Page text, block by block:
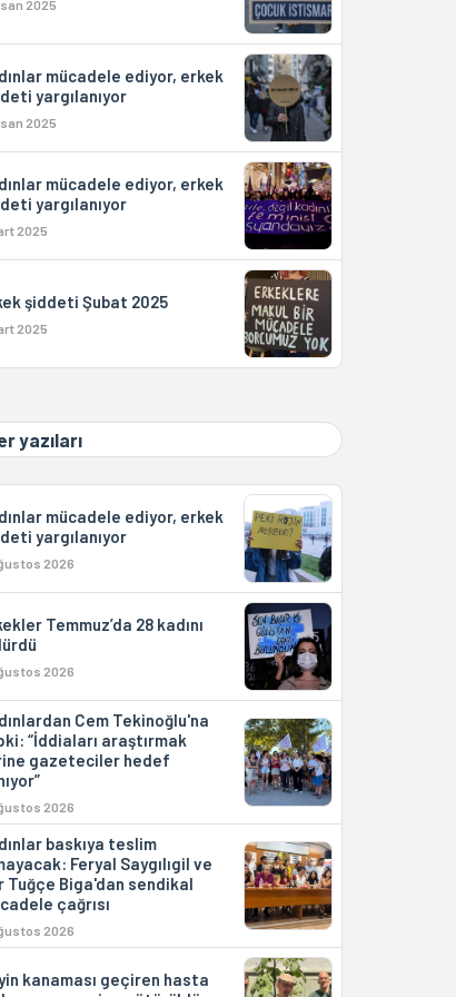
2025
mücadele ediyor, erkek
yargılanıyor
2025
mücadele ediyor, erkek
yargılanıyor
2025
şiddeti Şubat 2025
2025
yazıları
mücadele ediyor, erkek
yargılanıyor
2026
Temmuz’da 28 kadını
2026
Cem Tekinoğlu'na
“İddiaları araştırmak
gazeteciler hedef
2026
baskıya teslim
Feryal Saygılıgil ve
Tuğçe Biga'dan sendikal
çağrısı
2026
kanaması geçiren hasta